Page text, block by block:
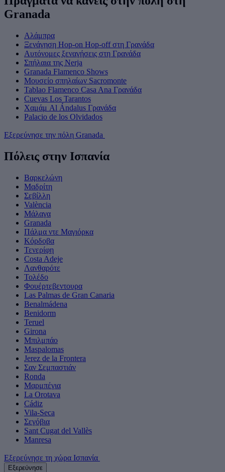
Granada
Αλάμπρα
Ξενάγηση Hop-on Hop-off στη Γρανάδα
Αυτόνομες ξεναγήσεις στη Γρανάδα
Σπήλαια της Nerja
Granada Flamenco Shows
Μουσείο σπηλαίων Sacromonte
Tablao Flamenco Casa Ana Γρανάδα
Cuevas Los Tarantos
Χαμάμ Al Ándalus Γρανάδα
Palacio de los Olvidados
Εξερεύνησε την πόλη Granada
Πόλεις στην Ισπανία
Βαρκελώνη
Μαδρίτη
Σεβίλλη
València
Μάλαγα
Granada
Πάλμα ντε Μαγιόρκα
Κόρδοβα
Τενερίφη
Costa Adeje
Λανθαρότε
Τολέδο
Φουέρτεβεντουρα
Las Palmas de Gran Canaria
Benalmádena
Benidorm
Teruel
Girona
Μπιλμπάο
Maspalomas
Jerez de la Frontera
Σαν Σεμπαστιάν
Ronda
Μαρμπέγια
La Orotava
Cádiz
Vila-Seca
Σεγόβια
Sant Cugat del Vallès
Manresa
Εξερεύνησε τη χώρα Ισπανία
Εξερεύνησε